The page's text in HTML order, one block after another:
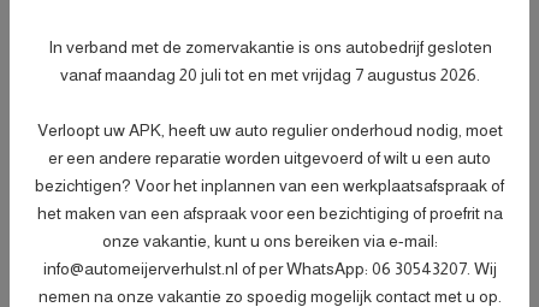
- Peilen en aanvullen van vloeistoffen;
- Bandenspanningscontrole;
- Auto is of wordt gepoetst;
- 3 maanden garantie;
- Wasbeurt bij aflevering.
Specificaties
In verband met de zomervakantie is ons autobedrijf gesloten
vanaf maandag 20 juli tot en met vrijdag 7 augustus 2026.
Verloopt uw APK, heeft uw auto regulier onderhoud nodig, moet
er een andere reparatie worden uitgevoerd of wilt u een auto
bezichtigen? Voor het inplannen van een werkplaatsafspraak of
het maken van een afspraak voor een bezichtiging of proefrit na
onze vakantie, kunt u ons bereiken via e-mail:
info@automeijerverhulst.nl of per WhatsApp: 06 30543207. Wij
nemen na onze vakantie zo spoedig mogelijk contact met u op.